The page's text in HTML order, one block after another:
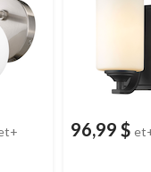
96,99 $